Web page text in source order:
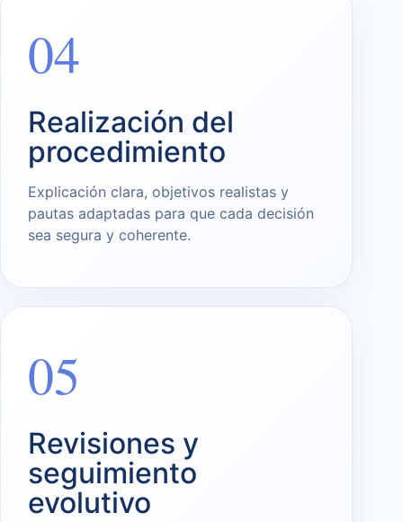
04
Realización del
procedimiento
Explicación clara, objetivos realistas y
pautas adaptadas para que cada decisión
sea segura y coherente.
05
Revisiones y
seguimiento
evolutivo